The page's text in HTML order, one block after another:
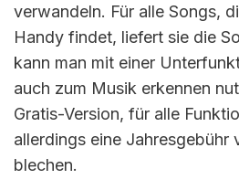
verwandeln. Für alle Songs,
Handy findet, liefert sie die
kann man mit einer
auch zum Musik erkennen
Gratis-Version, für alle
allerdings eine Jahresgebühr
blechen.